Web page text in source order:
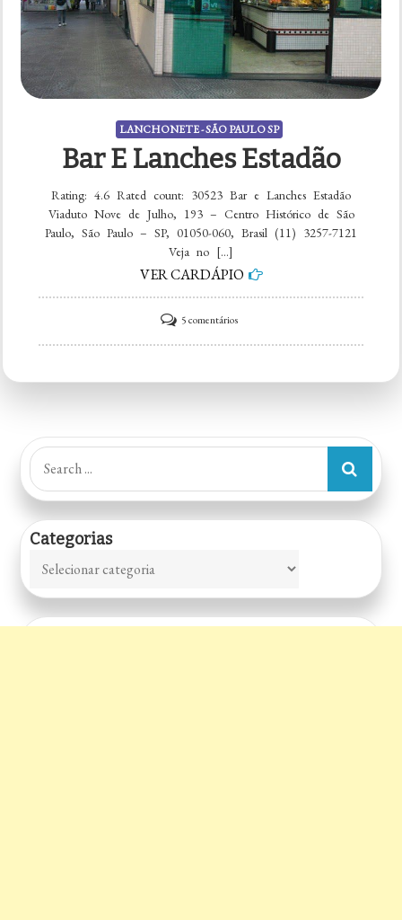
LANCHONETE - SÃO PAULO SP
Bar E Lanches Estadão
Rating: 4.6 Rated count: 30523 Bar e Lanches Estadão
Viaduto Nove de Julho, 193 – Centro Histórico de São
Paulo, São Paulo – SP, 01050-060, Brasil (11) 3257-7121
Veja no […]
VER CARDÁPIO
5 comentáriosem
Bar
Search
for:
Categorias
Categorias